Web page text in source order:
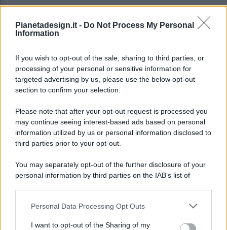
Pianetadesign.it - Do Not Process My Personal
Information
If you wish to opt-out of the sale, sharing to third parties, or
processing of your personal or sensitive information for
targeted advertising by us, please use the below opt-out
section to confirm your selection.
Please note that after your opt-out request is processed you
may continue seeing interest-based ads based on personal
information utilized by us or personal information disclosed to
third parties prior to your opt-out.
You may separately opt-out of the further disclosure of your
personal information by third parties on the IAB’s list of
This information may also be disclosed by us to third parties
Personal Data Processing Opt Outs
I want to opt-out of the Sharing of my
© 2026 - Pianeta Design - P.IVA 04827280654 - Testata
Registrata Al Tribunale Di Nocera Inferiore N. 8/2020 - RG N.
ISCRIZIONE AL ROC N. 35792 – ISCRITTA ALL’ANSO
(ASSOCIAZIONE NAZIONALE STAMPA ONLINE)
PREFERENZE PRIVACY